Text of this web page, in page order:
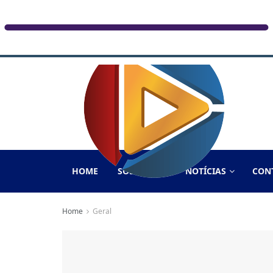
HOME SOBRE NÓS NOTÍCIAS
Home Geral